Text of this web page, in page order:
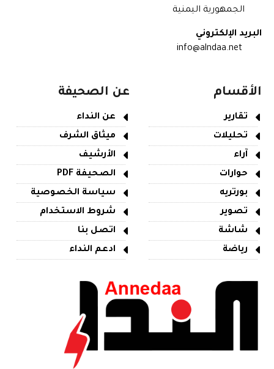
الجمهورية اليمنية
البريد الإلكتروني
info@alndaa.net
الأقسام
تقارير
تحليلات
آراء
حوارات
بورتريه
تصوير
شاشة
رياضة
عن الصحيفة
عن النداء
ميثاق الشرف
الأرشيف
الصحيفة PDF
سياسة الخصوصية
شروط الاستخدام
اتصل بنا
ادعم النداء